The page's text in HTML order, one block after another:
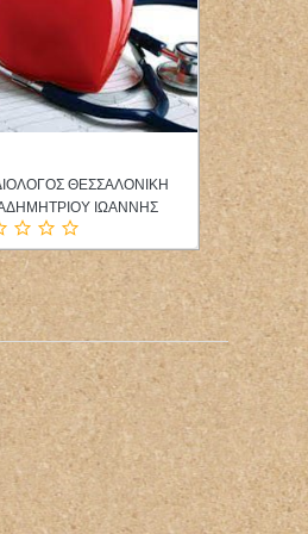
ΘΕΣΣΑΛΟΝΙΚΗ
ΙΩΑΝΝΗΣ
ΙΛΙΣΙΑ